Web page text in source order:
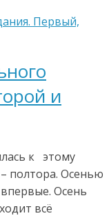
и
к этому
полтора. Осенью
Осень
всё